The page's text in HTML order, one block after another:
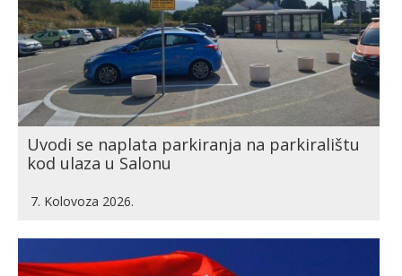
Uvodi se naplata parkiranja na parkiralištu
kod ulaza u Salonu
7. Kolovoza 2026.